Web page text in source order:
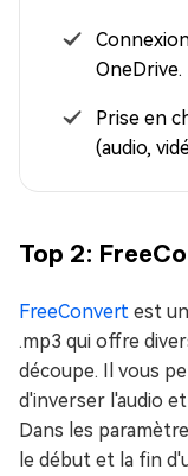
OneDrive.
Prise en
(audio,
Top 2:
FreeConvert est
.mp3 qui offre
découpe. Il vous
d'inverser l'audio
Dans les
le début et la fin